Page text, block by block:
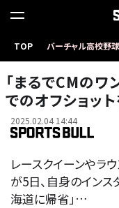
TOP バーチャル高校野球
「まるでCMのワ
でのオフショッ
2025.02.04 14:44
レースクイーンやラ
が5日、自身のインス
海道に帰省」…